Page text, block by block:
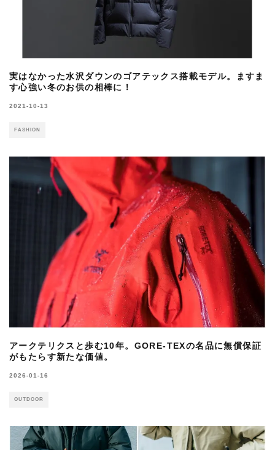
実はなかった水沢ダウンのゴアテックス搭載モデル。ますま
す心強い冬のお供の相棒に！
2021-10-13
FASHION
アークテリクスと歩む10年。GORE-TEXの名品に無償保証
がもたらす新たな価値。
2026-01-16
OUTDOOR